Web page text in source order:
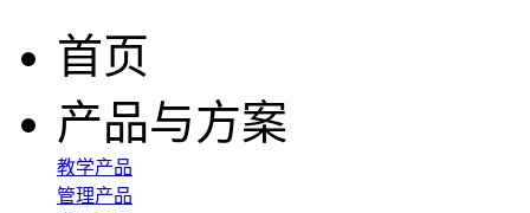
首页
产品与方案
教学产品
管理产品